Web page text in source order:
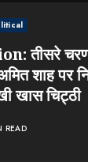
तीसरे
शाह पर
खास चिट्ठी
READ